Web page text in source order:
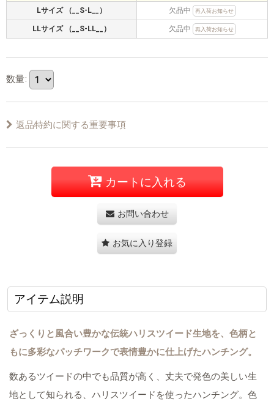
Lサイズ （__S-L__） 欠品中 再入荷お知らせ
LLサイズ （__S-LL__） 欠品中 再入荷お知らせ
数量:
返品特約に関する重要事項
カートに入れる
お問い合わせ
お気に入り登録
アイテム説明
ざっくりと風合い豊かな伝統ハリスツイード生地を、色柄と
もに多彩なパッチワークで表情豊かに仕上げたハンチング。
数あるツイードの中でも品質が高く、丈夫で発色の美しい生
地として知られる、ハリスツイードを使ったハンチング。色